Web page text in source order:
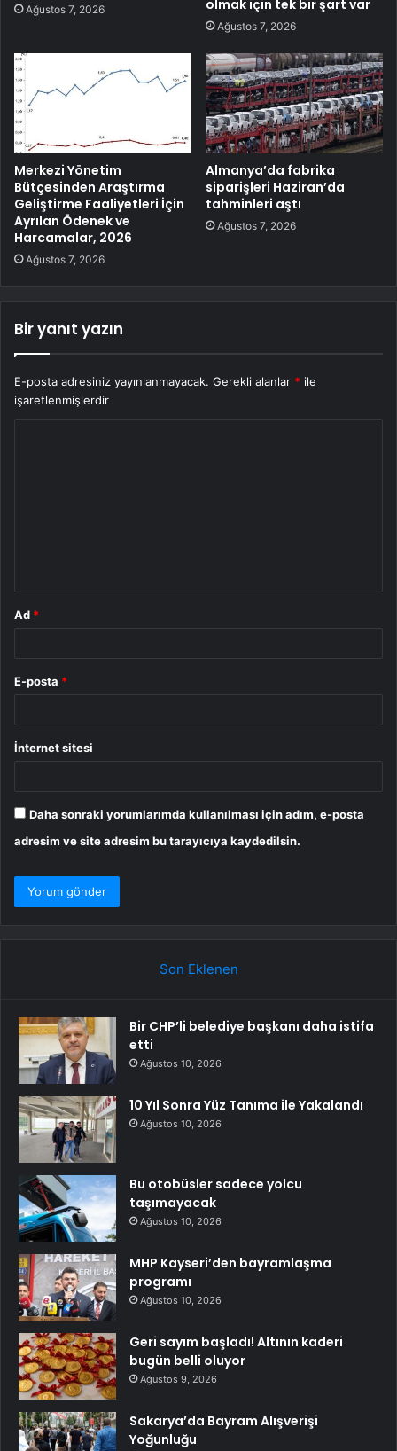
Ağustos 7, 2026 olmak için tek bir şart var
Ağustos 7, 2026
Merkezi Yönetim
Bütçesinden Araştırma
Geliştirme Faaliyetleri İçin
Ayrılan Ödenek ve
Harcamalar, 2026
Ağustos 7, 2026
Almanya’da fabrika
siparişleri Haziran’da
tahminleri aştı
Ağustos 7, 2026
Bir yanıt yazın
E-posta adresiniz yayınlanmayacak. Gerekli alanlar * ile
işaretlenmişlerdir
Ad *
E-posta *
İnternet sitesi
Daha sonraki yorumlarımda kullanılması için adım, e-posta
adresim ve site adresim bu tarayıcıya kaydedilsin.
Son Eklenen
Bir CHP’li belediye başkanı daha istifa
etti
Ağustos 10, 2026
10 Yıl Sonra Yüz Tanıma ile Yakalandı
Ağustos 10, 2026
Bu otobüsler sadece yolcu
taşımayacak
Ağustos 10, 2026
MHP Kayseri’den bayramlaşma
programı
Ağustos 10, 2026
Geri sayım başladı! Altının kaderi
bugün belli oluyor
Ağustos 9, 2026
Sakarya’da Bayram Alışverişi
Yoğunluğu